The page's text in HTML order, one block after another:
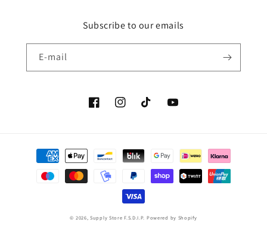
Subscribe to our emails
E‑mail
FacebookInstagramTikTok YouTube
Betaalmethoden
© 2026,Supply Store F.S.D.I.P. Powered by Shopify